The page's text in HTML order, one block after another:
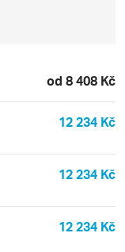
od 8 408 Kč
12 234 Kč
12 234 Kč
12 234 Kč